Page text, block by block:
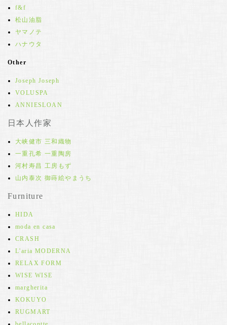
f&f
松山油脂
ヤマノテ
ハナウタ
Other
Joseph Joseph
VOLUSPA
ANNIESLOAN
日本人作家
大峡健市 三和織物
一重孔希 一重陶房
河村寿昌 工房もず
山内泰次 御蒔絵やまうち
Furniture
HIDA
moda en casa
CRASH
L'aria MODERNA
RELAX FORM
WISE WISE
margherita
KOKUYO
RUGMART